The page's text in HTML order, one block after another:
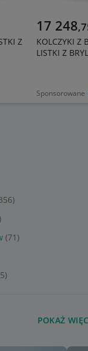
Z
Sponsorowane
17 248,
KOLCZYKI Z
LISTKI Z
(71)
POKAŻ